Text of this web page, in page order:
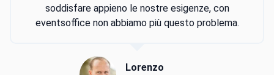
soddisfare appieno le nostre esigenze, con
eventsoffice non abbiamo più questo problema.
Lorenzo